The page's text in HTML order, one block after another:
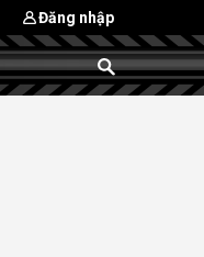
Đăng nhập